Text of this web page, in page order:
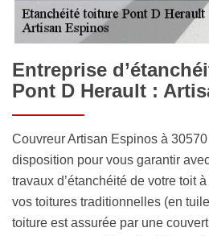
Entreprise
Pont D Herault :
Couvreur Artisan Espinos à
disposition pour vous garantir
travaux d’étanchéité de votre toit
vos toitures traditionnelles (en
toiture est assurée par une